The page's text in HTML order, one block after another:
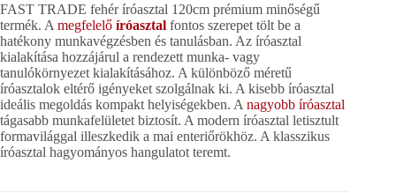
FAST TRADE fehér íróasztal 120cm prémium minőségű
termék. A megfelelő íróasztal fontos szerepet tölt be a
hatékony munkavégzésben és tanulásban. Az íróasztal
kialakítása hozzájárul a rendezett munka- vagy
tanulókörnyezet kialakításához. A különböző méretű
íróasztalok eltérő igényeket szolgálnak ki. A kisebb íróasztal
ideális megoldás kompakt helyiségekben. A nagyobb íróasztal
tágasabb munkafelületet biztosít. A modern íróasztal letisztult
formavilággal illeszkedik a mai enteriőrökhöz. A klasszikus
íróasztal hagyományos hangulatot teremt.